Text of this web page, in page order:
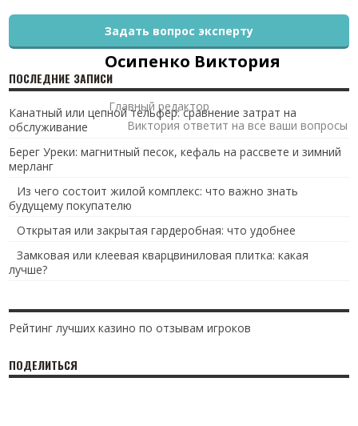
Осипенко Виктория
Главный редактор
Виктория ответит на все ваши вопросы
Задать вопрос эксперту
ПОСЛЕДНИЕ ЗАПИСИ
Канатный или цепной тельфер: сравнение затрат на
обслуживание
Берег Уреки: магнитный песок, кефаль на рассвете и зимний
мерланг
Из чего состоит жилой комплекс: что важно знать
будущему покупателю
Открытая или закрытая гардеробная: что удобнее
Замковая или клеевая кварцвиниловая плитка: какая
лучше?
Рейтинг лучших казино по отзывам игроков
ПОДЕЛИТЬСЯ